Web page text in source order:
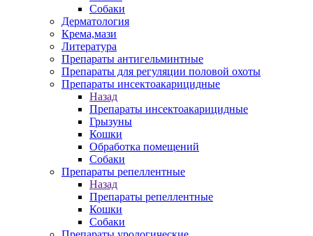
Собаки
Дерматология
Крема,мази
Литература
Препараты антигельминтные
Препараты для регуляции половой охоты
Препараты инсектоакарицидные
Назад
Препараты инсектоакарицидные
Грызуны
Кошки
Обработка помещений
Собаки
Препараты репеллентные
Назад
Препараты репеллентные
Кошки
Собаки